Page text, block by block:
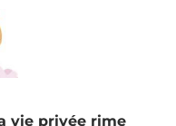
à vaporiser sur le
vie privée rime